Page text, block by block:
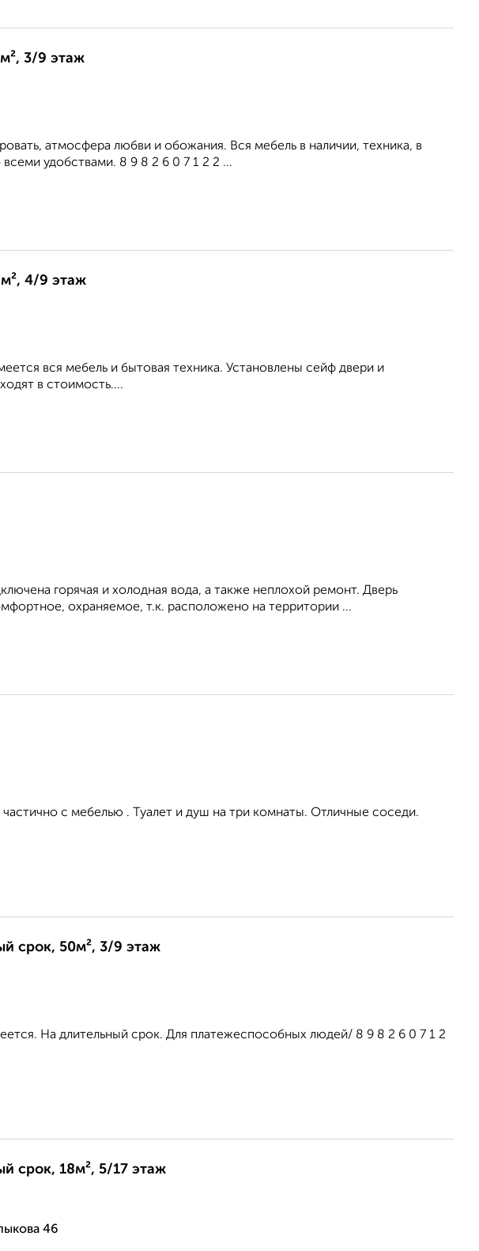
3/9 этаж
атмосфера любви и обожания. Вся мебель в наличии, техника, в
удобствами. 8 9 8 2 6 0 7 1 2 2 ...
4/9 этаж
вся мебель и бытовая техника. Установлены сейф двери и
в стоимость....
горячая и холодная вода, а также неплохой ремонт. Дверь
охраняемое, т.к. расположено на территории ...
с мебелью . Туалет и душ на три комнаты. Отличные соседи.
срок, 50м², 3/9 этаж
На длительный срок. Для платежеспособных людей/ 8 9 8 2 6 0 7 1 2
срок, 18м², 5/17 этаж
46